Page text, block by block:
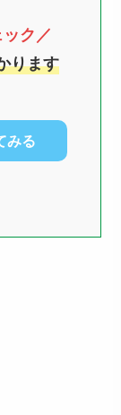
ク／
ります
みる